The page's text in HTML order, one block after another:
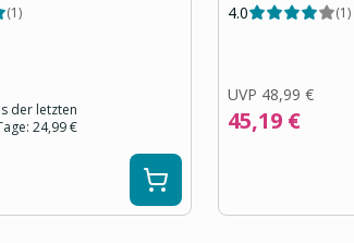
(1)
der letzten
24,99 €
4.0 (1)
UVP 48,99 €
45,19 €